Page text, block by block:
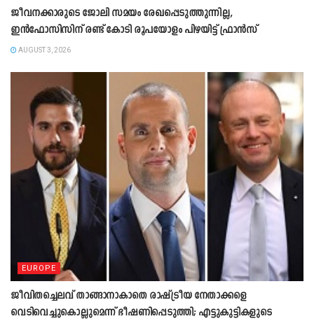
ജീവനക്കാരുടെ ജോലി സമയം രേഖപ്പെടുത്തുന്നില്ല,
ഇൻഫോസിസിന് രണ്ട് കോടി രൂപയോളം പിഴയിട്ട് ഫ്രാൻസ്
AUGUST 3, 2026
EUROPE
ജീവിതച്ചെലവ് താങ്ങാനാകാതെ രാഷ്ട്രീയ നേതാക്കളെ
വെടിവെച്ചുകൊല്ലുമെന്ന് ഭീഷണിപ്പെടുത്തി; എട്ടുകുട്ടികളുടെ